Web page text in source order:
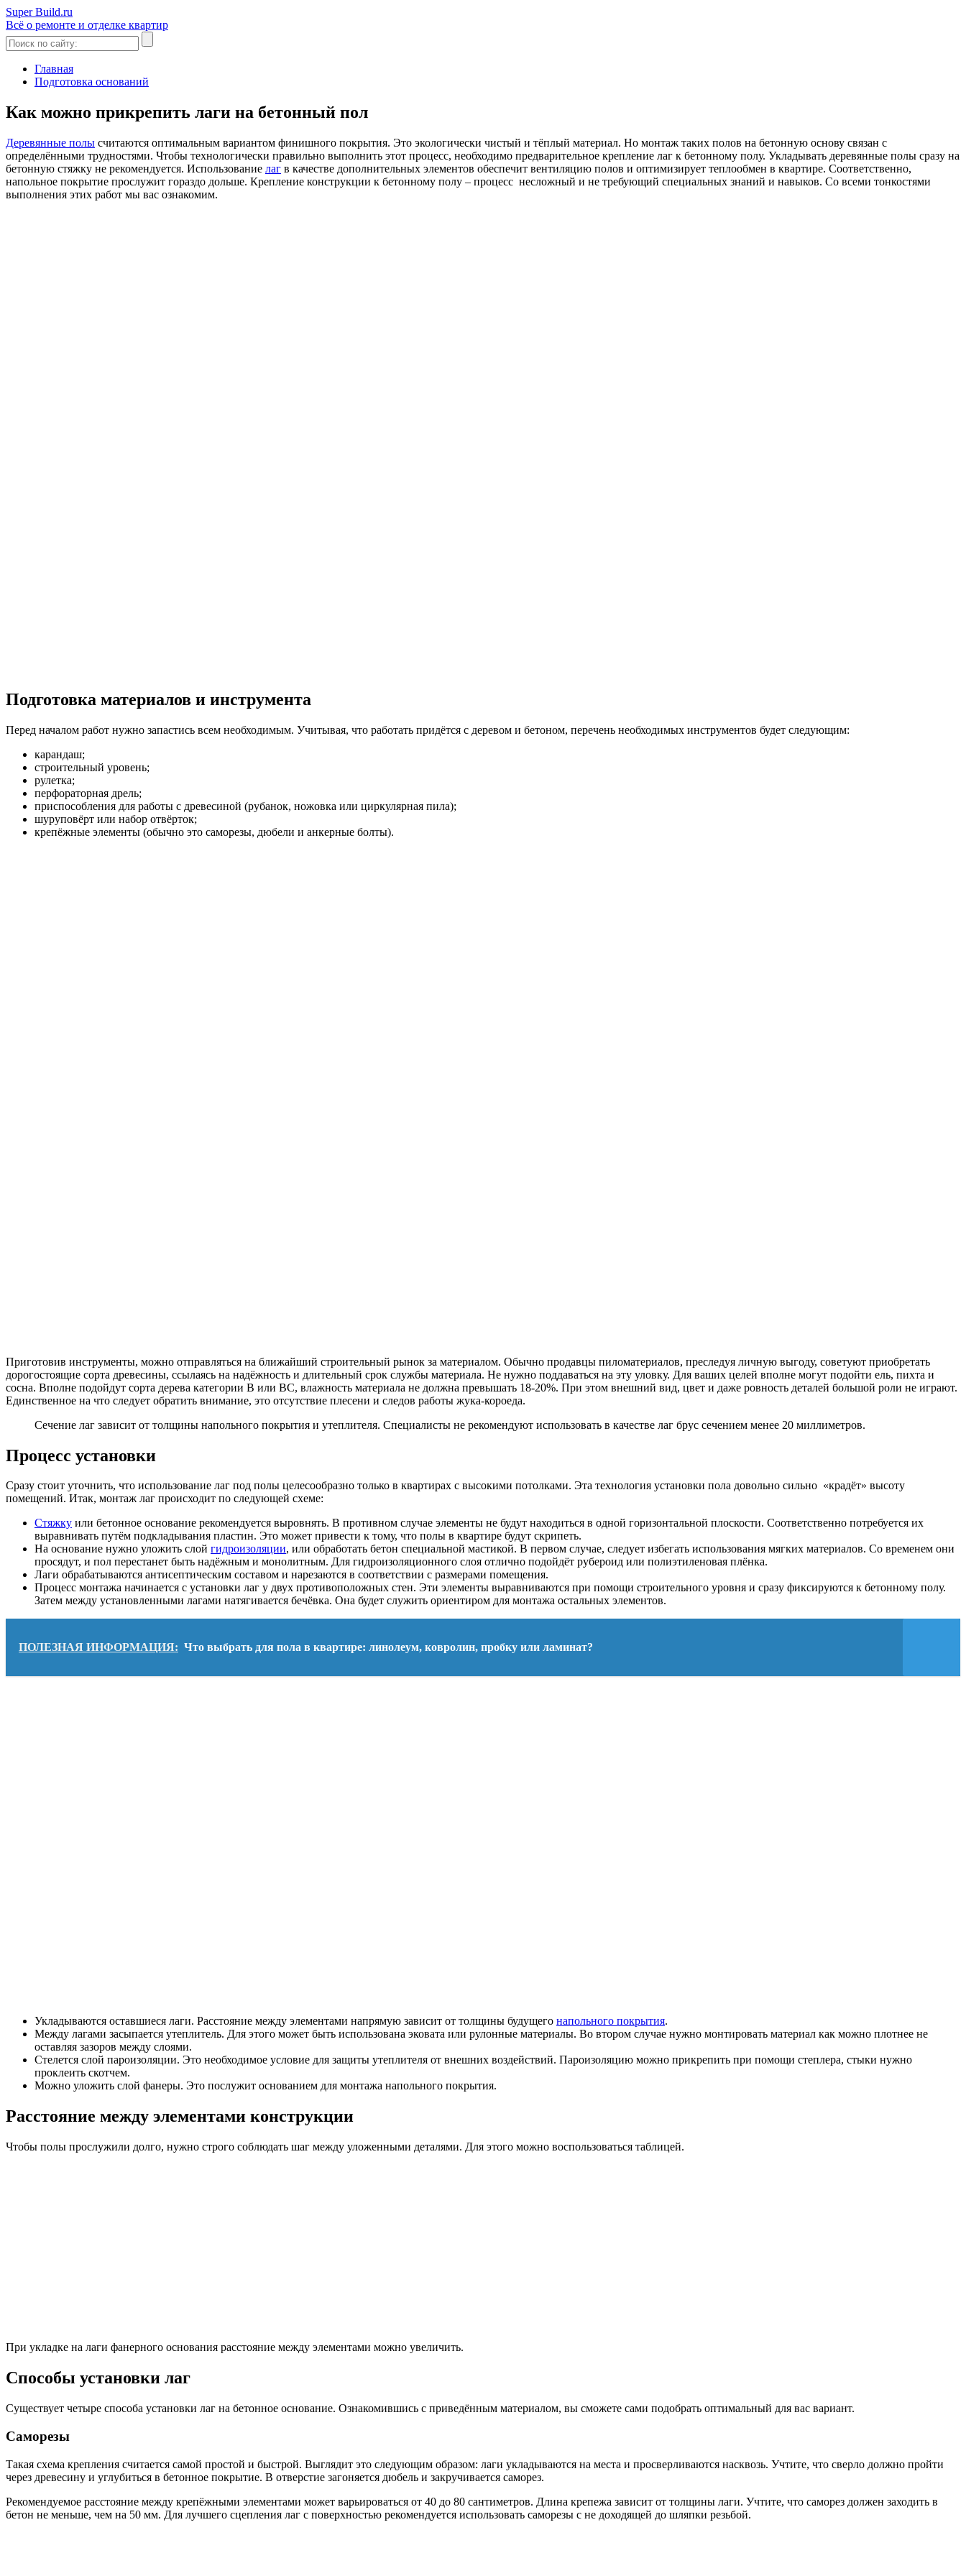
Super Build.ru
Всё о ремонте и отделке квартир
Главная
Подготовка оснований
Как можно прикрепить лаги на бетонный пол
Деревянные полы считаются оптимальным вариантом финишного покрытия. Это экологически чистый и тёплый материал. Но монтаж таких полов на бетонную основу связан с
определёнными трудностями. Чтобы технологически правильно выполнить этот процесс, необходимо предварительное крепление лаг к бетонному полу. Укладывать деревянные полы сразу на
бетонную стяжку не рекомендуется. Использование лаг в качестве дополнительных элементов обеспечит вентиляцию полов и оптимизирует теплообмен в квартире. Соответственно,
напольное покрытие прослужит гораздо дольше. Крепление конструкции к бетонному полу – процесс несложный и не требующий специальных знаний и навыков. Со всеми тонкостями
выполнения этих работ мы вас ознакомим.
Подготовка материалов и инструмента
Перед началом работ нужно запастись всем необходимым. Учитывая, что работать придётся с деревом и бетоном, перечень необходимых инструментов будет следующим:
карандаш;
строительный уровень;
рулетка;
перфораторная дрель;
приспособления для работы с древесиной (рубанок, ножовка или циркулярная пила);
шуруповёрт или набор отвёрток;
крепёжные элементы (обычно это саморезы, дюбели и анкерные болты).
Приготовив инструменты, можно отправляться на ближайший строительный рынок за материалом. Обычно продавцы пиломатериалов, преследуя личную выгоду, советуют приобретать
дорогостоящие сорта древесины, ссылаясь на надёжность и длительный срок службы материала. Не нужно поддаваться на эту уловку. Для ваших целей вполне могут подойти ель, пихта и
сосна. Вполне подойдут сорта дерева категории B или BC, влажность материала не должна превышать 18-20%. При этом внешний вид, цвет и даже ровность деталей большой роли не играют.
Единственное на что следует обратить внимание, это отсутствие плесени и следов работы жука-короеда.
Сечение лаг зависит от толщины напольного покрытия и утеплителя. Специалисты не рекомендуют использовать в качестве лаг брус сечением менее 20 миллиметров.
Процесс установки
Сразу стоит уточнить, что использование лаг под полы целесообразно только в квартирах с высокими потолками. Эта технология установки пола довольно сильно «крадёт» высоту
помещений. Итак, монтаж лаг происходит по следующей схеме:
Стяжку или бетонное основание рекомендуется выровнять. В противном случае элементы не будут находиться в одной горизонтальной плоскости. Соответственно потребуется их
выравнивать путём подкладывания пластин. Это может привести к тому, что полы в квартире будут скрипеть.
На основание нужно уложить слой гидроизоляции, или обработать бетон специальной мастикой. В первом случае, следует избегать использования мягких материалов. Со временем они
просядут, и пол перестанет быть надёжным и монолитным. Для гидроизоляционного слоя отлично подойдёт рубероид или полиэтиленовая плёнка.
Лаги обрабатываются антисептическим составом и нарезаются в соответствии с размерами помещения.
Процесс монтажа начинается с установки лаг у двух противоположных стен. Эти элементы выравниваются при помощи строительного уровня и сразу фиксируются к бетонному полу.
Затем между установленными лагами натягивается бечёвка. Она будет служить ориентиром для монтажа остальных элементов.
ПОЛЕЗНАЯ ИНФОРМАЦИЯ: Что выбрать для пола в квартире: линолеум, ковролин, пробку или ламинат?
Укладываются оставшиеся лаги. Расстояние между элементами напрямую зависит от толщины будущего напольного покрытия.
Между лагами засыпается утеплитель. Для этого может быть использована эковата или рулонные материалы. Во втором случае нужно монтировать материал как можно плотнее не
оставляя зазоров между слоями.
Стелется слой пароизоляции. Это необходимое условие для защиты утеплителя от внешних воздействий. Пароизоляцию можно прикрепить при помощи степлера, стыки нужно
проклеить скотчем.
Можно уложить слой фанеры. Это послужит основанием для монтажа напольного покрытия.
Расстояние между элементами конструкции
Чтобы полы прослужили долго, нужно строго соблюдать шаг между уложенными деталями. Для этого можно воспользоваться таблицей.
При укладке на лаги фанерного основания расстояние между элементами можно увеличить.
Способы установки лаг
Существует четыре способа установки лаг на бетонное основание. Ознакомившись с приведённым материалом, вы сможете сами подобрать оптимальный для вас вариант.
Саморезы
Такая схема крепления считается самой простой и быстрой. Выглядит это следующим образом: лаги укладываются на места и просверливаются насквозь. Учтите, что сверло должно пройти
через древесину и углубиться в бетонное покрытие. В отверстие загоняется дюбель и закручивается саморез.
Рекомендуемое расстояние между крепёжными элементами может варьироваться от 40 до 80 сантиметров. Длина крепежа зависит от толщины лаги. Учтите, что саморез должен заходить в
бетон не меньше, чем на 50 мм. Для лучшего сцепления лаг с поверхностью рекомендуется использовать саморезы с не доходящей до шляпки резьбой.